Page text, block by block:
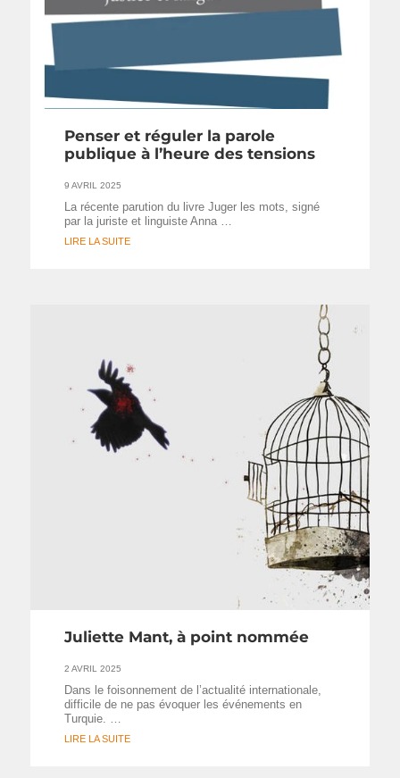
Penser et réguler la parole
publique à l’heure des tensions
9 AVRIL 2025
La récente parution du livre Juger les mots, signé
par la juriste et linguiste Anna …
LIRE LA SUITE
Juliette Mant, à point nommée
2 AVRIL 2025
Dans le foisonnement de l’actualité internationale,
difficile de ne pas évoquer les événements en
Turquie. …
LIRE LA SUITE